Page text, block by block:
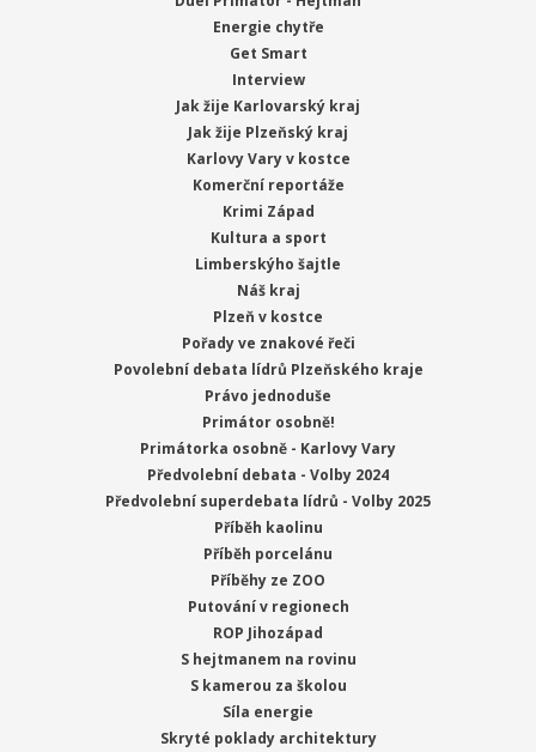
Energie chytře
Get Smart
Interview
Jak žije Karlovarský kraj
Jak žije Plzeňský kraj
Karlovy Vary v kostce
Komerční reportáže
Krimi Západ
Kultura a sport
Limberskýho šajtle
Náš kraj
Plzeň v kostce
Pořady ve znakové řeči
Povolební debata lídrů Plzeňského kraje
Právo jednoduše
Primátor osobně!
Primátorka osobně - Karlovy Vary
Předvolební debata - Volby 2024
Předvolební superdebata lídrů - Volby 2025
Příběh kaolinu
Příběh porcelánu
Příběhy ze ZOO
Putování v regionech
ROP Jihozápad
S hejtmanem na rovinu
S kamerou za školou
Síla energie
Skryté poklady architektury